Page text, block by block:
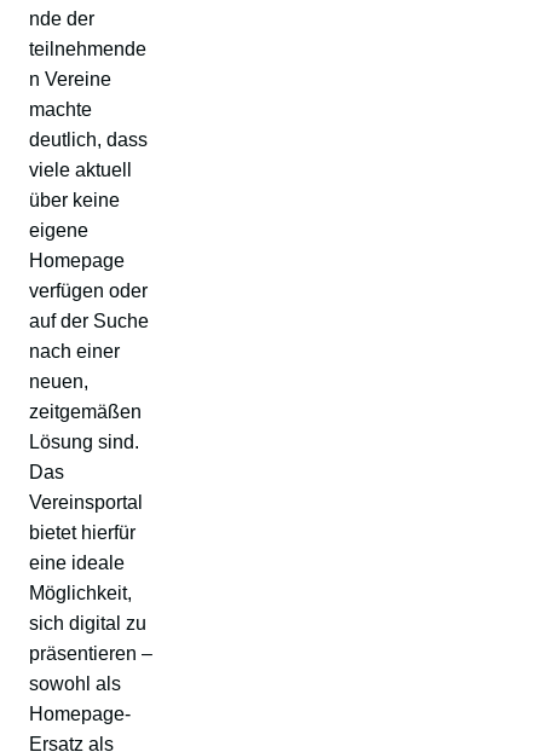
nde der
teilnehmende
n Vereine
machte
deutlich, dass
viele aktuell
über keine
eigene
Homepage
verfügen oder
auf der Suche
nach einer
neuen,
zeitgemäßen
Lösung sind.
Das
Vereinsportal
bietet hierfür
eine ideale
Möglichkeit,
sich digital zu
präsentieren –
sowohl als
Homepage-
Ersatz als